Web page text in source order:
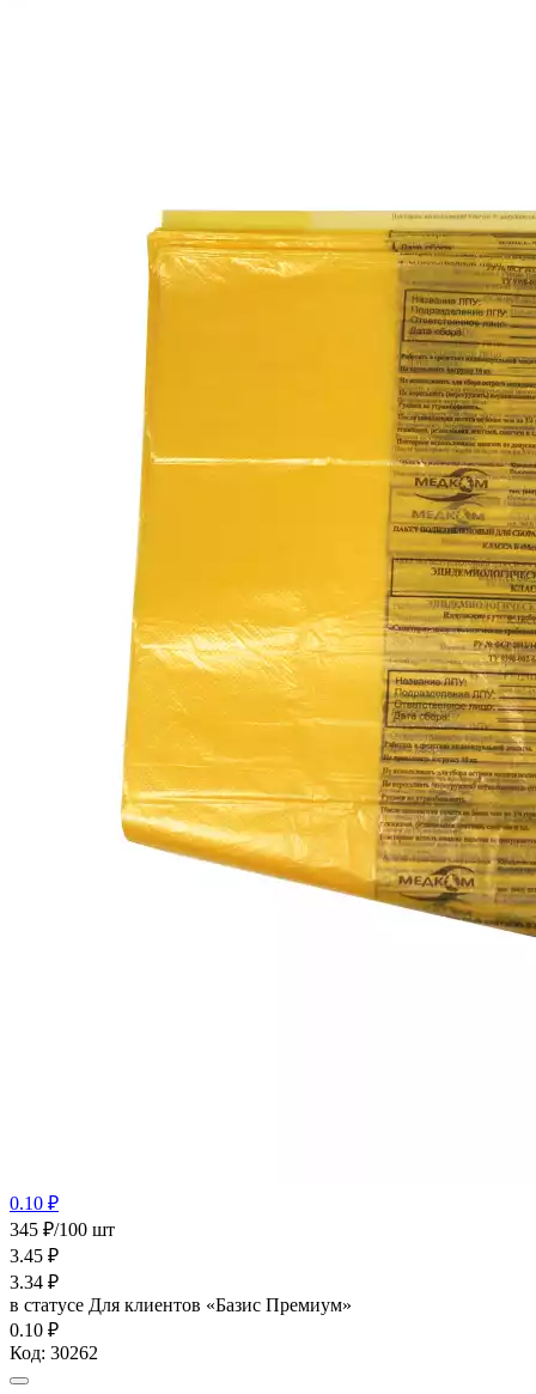
0.10 ₽
345 ₽/100 шт
3.45 ₽
3.34 ₽
в статусе Для клиентов «Базис Премиум»
0.10 ₽
Код: 30262